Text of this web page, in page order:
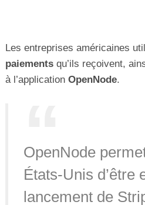
Les entreprises américaines
paiements qu’ils reçoivent,
à l’application OpenNode.
OpenNode
États-Unis d’être
lancement de